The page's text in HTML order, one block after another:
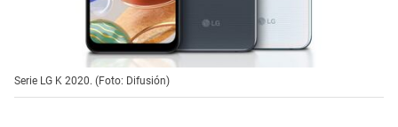
Serie LG K 2020. (Foto: Difusión)